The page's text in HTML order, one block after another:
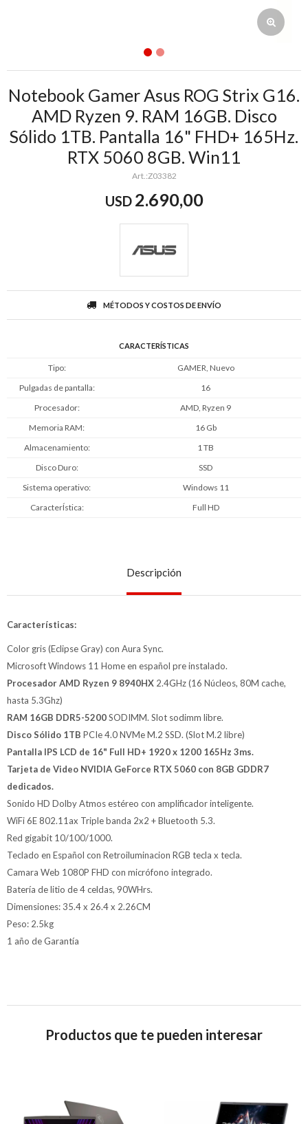
Notebook Gamer Asus ROG Strix G16.
AMD Ryzen 9. RAM 16GB. Disco
Sólido 1TB. Pantalla 16" FHD+ 165Hz.
RTX 5060 8GB. Win11
Z03382
USD 2.690,00
MÉTODOS Y COSTOS DE ENVÍO
CARACTERÍSTICAS
Tipo
GAMER, Nuevo
Pulgadas de pantalla
16
Procesador
AMD, Ryzen 9
Memoria RAM
16 Gb
Almacenamiento
1 TB
Disco Duro
SSD
Sistema operativo
Windows 11
CaracterÍstica
Full HD
Descripción
Características:
Color gris (Eclipse Gray) con Aura Sync.
Microsoft Windows 11 Home en español pre instalado.
Procesador AMD Ryzen 9 8940HX 2.4GHz (16 Núcleos, 80M cache,
hasta 5.3Ghz)
RAM 16GB DDR5-5200SODIMM. Slot sodimm libre.
Disco Sólido 1TB PCIe 4.0 NVMe M.2 SSD. (Slot M.2 libre)
Pantalla IPS LCD de 16" Full HD+ 1920 x 1200 165Hz 3ms.
Tarjeta de Video NVIDIA GeForce RTX 5060 con 8GB GDDR7
dedicados.
Sonido HD Dolby Atmos estéreo con amplificador inteligente.
WiFi 6E 802.11ax Triple banda 2x2 + Bluetooth 5.3.
Red gigabit 10/100/1000.
Teclado en Español con Retroiluminacion RGB tecla x tecla.
Camara Web 1080P FHD con micrófono integrado.
Batería de litio de 4 celdas, 90WHrs.
Dimensiones: 35.4 x 26.4 x 2.26CM
Peso: 2.5kg
1 año de Garantía
Productos que te pueden interesar